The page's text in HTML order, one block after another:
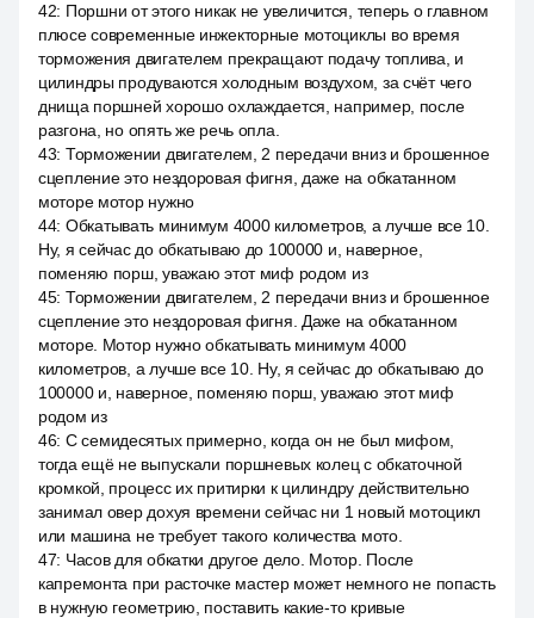
42: Поршни от этого никак не увеличится, теперь о главном
плюсе современные инжекторные мотоциклы во время
торможения двигателем прекращают подачу топлива, и
цилиндры продуваются холодным воздухом, за счёт чего
днища поршней хорошо охлаждается, например, после
разгона, но опять же речь опла.
43: Торможении двигателем, 2 передачи вниз и брошенное
сцепление это нездоровая фигня, даже на обкатанном
моторе мотор нужно
44: Обкатывать минимум 4000 километров, а лучше все 10.
Ну, я сейчас до обкатываю до 100000 и, наверное,
поменяю порш, уважаю этот миф родом из
45: Торможении двигателем, 2 передачи вниз и брошенное
сцепление это нездоровая фигня. Даже на обкатанном
моторе. Мотор нужно обкатывать минимум 4000
километров, а лучше все 10. Ну, я сейчас до обкатываю до
100000 и, наверное, поменяю порш, уважаю этот миф
родом из
46: С семидесятых примерно, когда он не был мифом,
тогда ещё не выпускали поршневых колец с обкаточной
кромкой, процесс их притирки к цилиндру действительно
занимал овер дохуя времени сейчас ни 1 новый мотоцикл
или машина не требует такого количества мото.
47: Часов для обкатки другое дело. Мотор. После
капремонта при расточке мастер может немного не попасть
в нужную геометрию, поставить какие-то кривые